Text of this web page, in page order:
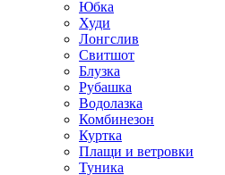
Юбка
Худи
Лонгслив
Свитшот
Блузка
Рубашка
Водолазка
Комбинезон
Куртка
Плащи и ветровки
Туника